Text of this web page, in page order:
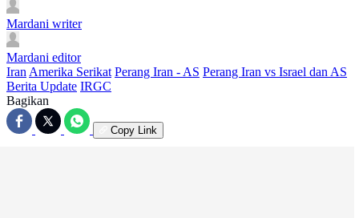
Mardani writer
Mardani editor
Iran Amerika Serikat Perang Iran - AS Perang Iran vs Israel dan AS
Berita Update IRGC
Bagikan
Copy Link